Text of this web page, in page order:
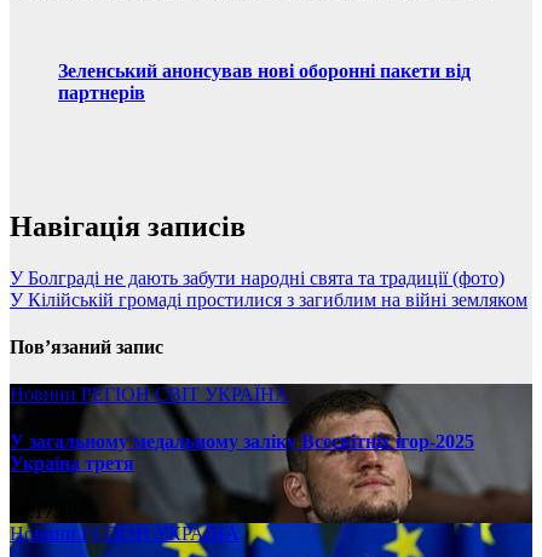
Зеленський анонсував нові оборонні пакети від
партнерів
Навігація записів
У Болграді не дають забути народні свята та традиції (фото)
У Кілійській громаді простилися з загиблим на війні земляком
Пов’язаний запис
Новини РЕГІОНСВІТ УКРАЇНА
У загальному медальному заліку Всесвітніх ігор-2025
Україна третя
08.17.2025
НовиниРЕГІОН УКРАЇНА